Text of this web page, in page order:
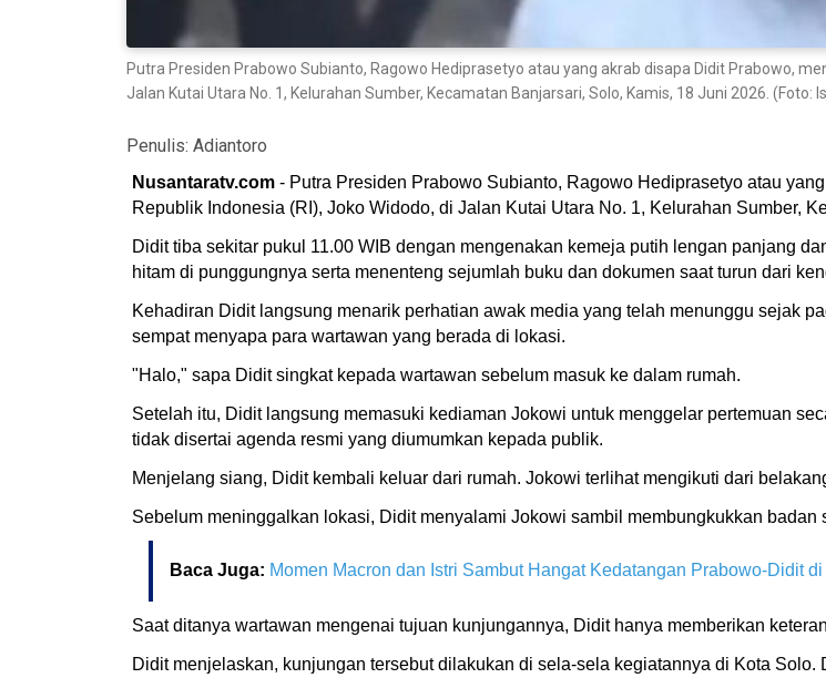
Putra Presiden Prabowo Subianto, Ragowo Hediprasetyo atau yang akrab disapa Didit Prabowo,
Jalan Kutai Utara No. 1, Kelurahan Sumber, Kecamatan Banjarsari, Solo, Kamis, 18 Juni 2026. (Foto:
Penulis: Adiantoro
Nusantaratv.com - Putra Presiden Prabowo Subianto, Ragowo Hediprasetyo atau
Republik Indonesia (RI), Joko Widodo, di Jalan Kutai Utara No. 1, Kelurahan Sumber,
Didit tiba sekitar pukul 11.00 WIB dengan mengenakan kemeja putih lengan panjang
hitam di punggungnya serta menenteng sejumlah buku dan dokumen saat turun dari
Kehadiran Didit langsung menarik perhatian awak media yang telah menunggu sejak
sempat menyapa para wartawan yang berada di lokasi.
"Halo," sapa Didit singkat kepada wartawan sebelum masuk ke dalam rumah.
Setelah itu, Didit langsung memasuki kediaman Jokowi untuk menggelar pertemuan
tidak disertai agenda resmi yang diumumkan kepada publik.
Menjelang siang, Didit kembali keluar dari rumah. Jokowi terlihat mengikuti dari
Sebelum meninggalkan lokasi, Didit menyalami Jokowi sambil membungkukkan badan
Baca Juga: Momen Macron dan Istri Sambut Hangat Kedatangan Prabowo-Didit
Saat ditanya wartawan mengenai tujuan kunjungannya, Didit hanya memberikan
Didit menjelaskan, kunjungan tersebut dilakukan di sela-sela kegiatannya di Kota